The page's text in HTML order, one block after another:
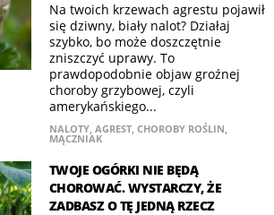
Na twoich krzewach agrestu pojawił
się dziwny, biały nalot? Działaj
szybko, bo może doszczętnie
zniszczyć uprawy. To
prawdopodobnie objaw groźnej
choroby grzybowej, czyli
amerykańskiego...
NALOTY, AGREST, CHOROBY ROŚLIN,
MĄCZNIAK
TWOJE OGÓRKI NIE BĘDĄ
CHOROWAĆ. WYSTARCZY, ŻE
ZADBASZ O TĘ JEDNĄ RZECZ